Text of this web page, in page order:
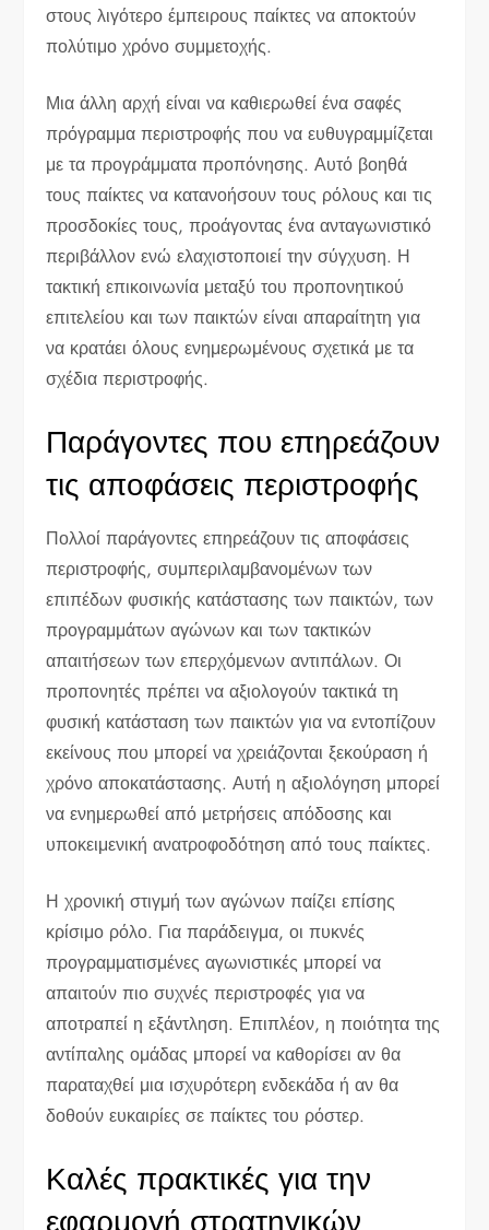
στους λιγότερο έμπειρους παίκτες να αποκτούν
πολύτιμο χρόνο συμμετοχής.
Μια άλλη αρχή είναι να καθιερωθεί ένα σαφές
πρόγραμμα περιστροφής που να ευθυγραμμίζεται
με τα προγράμματα προπόνησης. Αυτό βοηθά
τους παίκτες να κατανοήσουν τους ρόλους και τις
προσδοκίες τους, προάγοντας ένα ανταγωνιστικό
περιβάλλον ενώ ελαχιστοποιεί την σύγχυση. Η
τακτική επικοινωνία μεταξύ του προπονητικού
επιτελείου και των παικτών είναι απαραίτητη για
να κρατάει όλους ενημερωμένους σχετικά με τα
σχέδια περιστροφής.
Παράγοντες που επηρεάζουν
τις αποφάσεις περιστροφής
Πολλοί παράγοντες επηρεάζουν τις αποφάσεις
περιστροφής, συμπεριλαμβανομένων των
επιπέδων φυσικής κατάστασης των παικτών, των
προγραμμάτων αγώνων και των τακτικών
απαιτήσεων των επερχόμενων αντιπάλων. Οι
προπονητές πρέπει να αξιολογούν τακτικά τη
φυσική κατάσταση των παικτών για να εντοπίζουν
εκείνους που μπορεί να χρειάζονται ξεκούραση ή
χρόνο αποκατάστασης. Αυτή η αξιολόγηση μπορεί
να ενημερωθεί από μετρήσεις απόδοσης και
υποκειμενική ανατροφοδότηση από τους παίκτες.
Η χρονική στιγμή των αγώνων παίζει επίσης
κρίσιμο ρόλο. Για παράδειγμα, οι πυκνές
προγραμματισμένες αγωνιστικές μπορεί να
απαιτούν πιο συχνές περιστροφές για να
αποτραπεί η εξάντληση. Επιπλέον, η ποιότητα της
αντίπαλης ομάδας μπορεί να καθορίσει αν θα
παραταχθεί μια ισχυρότερη ενδεκάδα ή αν θα
δοθούν ευκαιρίες σε παίκτες του ρόστερ.
Καλές πρακτικές για την